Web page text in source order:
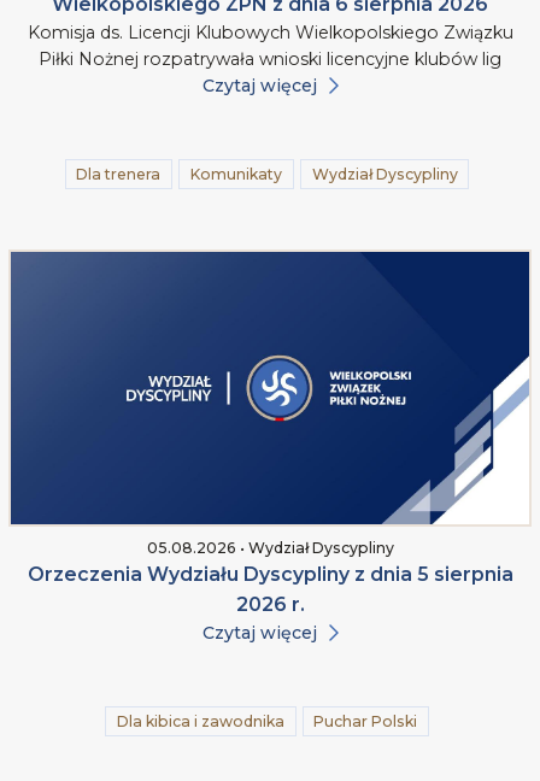
Wielkopolskiego ZPN z dnia 6 sierpnia 2026
Komisja ds. Licencji Klubowych Wielkopolskiego Związku
Piłki Nożnej rozpatrywała wnioski licencyjne klubów lig
Czytaj więcej
Dla trenera Komunikaty Wydział Dyscypliny
05.08.2026 • Wydział Dyscypliny
Orzeczenia Wydziału Dyscypliny z dnia 5 sierpnia
2026 r.
Czytaj więcej
Dla kibica i zawodnika Puchar Polski